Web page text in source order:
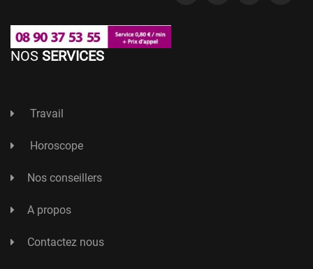
NOS SERVICES
Travail
Horoscope
Nos conseillers
A propos
Contactez nous